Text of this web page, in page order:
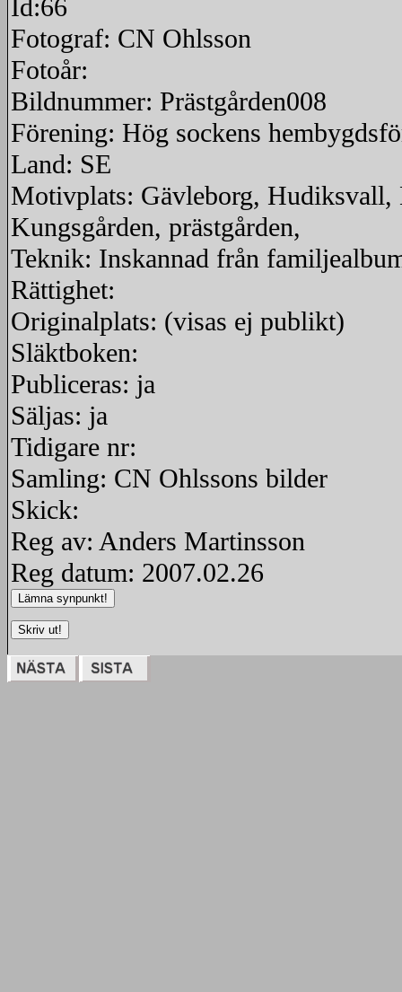
Id:66
Fotograf: CN Ohlsson
Fotoår:
Bildnummer: Prästgården008
Förening: Hög sockens
Land: SE
Motivplats: Gävleborg, Hudiksvall,
Kungsgården, prästgården,
Teknik: Inskannad från
Rättighet:
Originalplats: (visas ej publikt)
Släktboken:
Publiceras: ja
Säljas: ja
Tidigare nr:
Samling: CN Ohlssons bilder
Skick:
Reg av: Anders Martinsson
Reg datum: 2007.02.26